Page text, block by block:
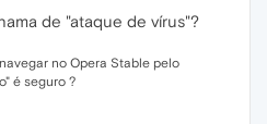
de "ataque de vírus"?
no Opera Stable pelo
é seguro ?